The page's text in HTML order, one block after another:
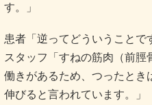
す。」
患者「逆ってどういうことで
スタッフ「すねの筋肉（前脛
働きがあるため、つったとき
伸びると言われています。」